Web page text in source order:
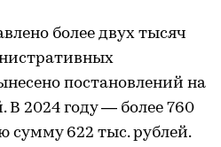
более двух тысяч
постановлений на
В 2024 году — более 760
сумму 622 тыс. рублей.